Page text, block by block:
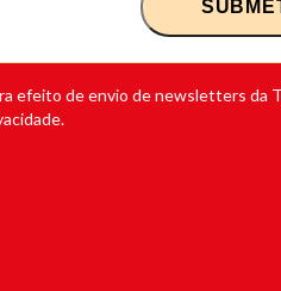
efeito de envio de newsletters da